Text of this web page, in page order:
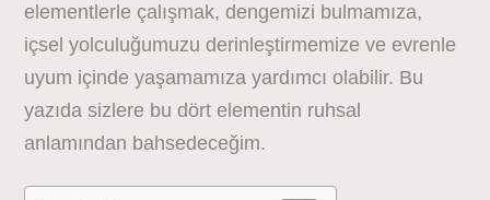
elementlerle çalışmak, dengemizi bulmamıza,
içsel yolculuğumuzu derinleştirmemize ve evrenle
uyum içinde yaşamamıza yardımcı olabilir. Bu
yazıda sizlere bu dört elementin ruhsal
anlamından bahsedeceğim.